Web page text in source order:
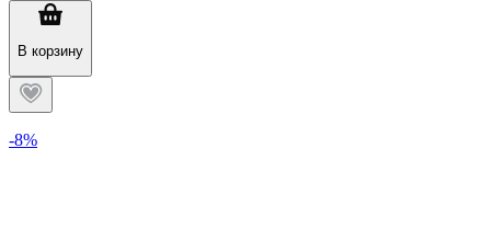
В корзину
-8%